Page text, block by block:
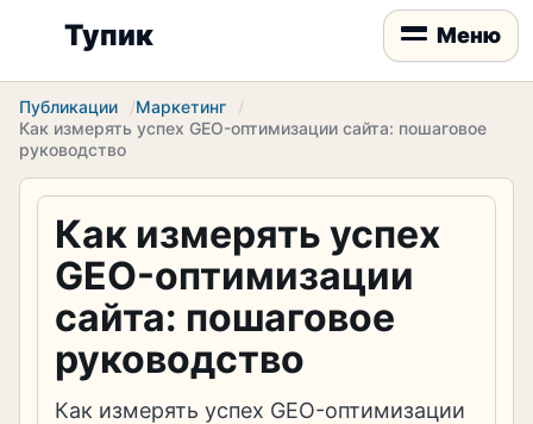
Тупик Меню
Публикации
Маркетинг
Как измерять успех GEO-оптимизации сайта: пошаговое
руководство
Как измерять успех
GEO-оптимизации
сайта: пошаговое
руководство
Как измерять успех GEO-оптимизации